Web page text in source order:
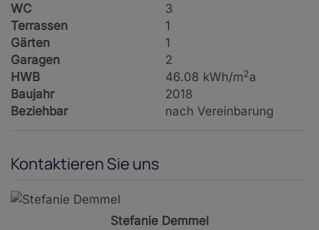
WC
3
Terrassen
1
Gärten
1
Garagen
2
HWB
46.08 kWh/m2a
Baujahr
2018
Beziehbar
nach Vereinbarung
Kontaktieren Sie uns
Stefanie Demmel